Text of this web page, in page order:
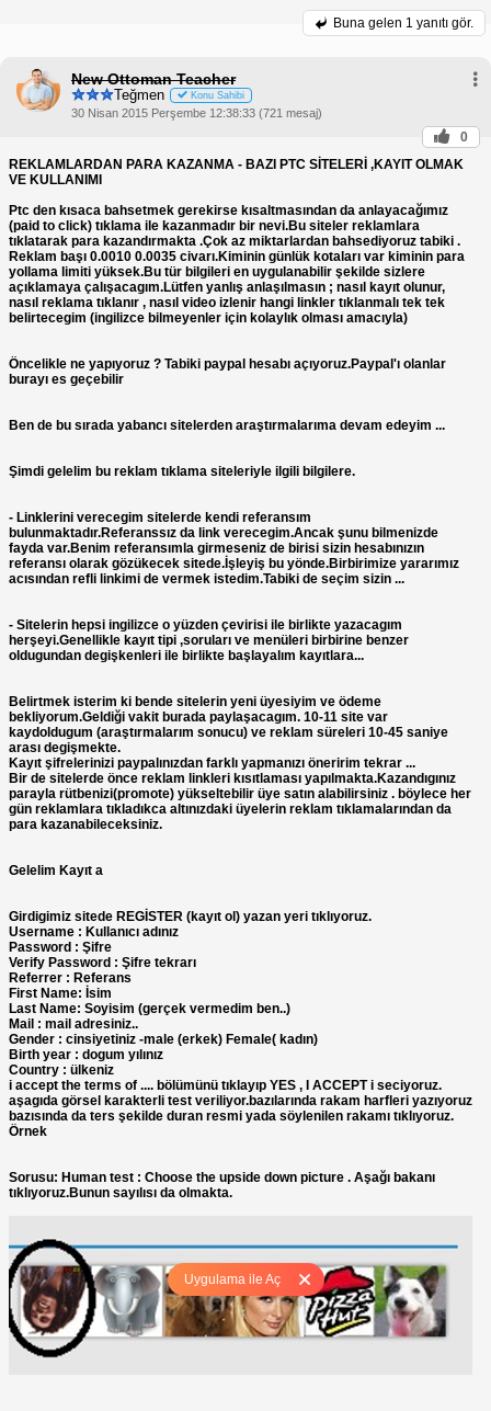
Uygulama ile Aç
Buna gelen 1 yanıtı gör.
New Ottoman Teacher
Teğmen Konu Sahibi
30 Nisan 2015 Perşembe 12:38:33 (721 mesaj)
0
REKLAMLARDAN PARA KAZANMA - BAZI PTC SİTELERİ ,KAYIT OLMAK
VE KULLANIMI
Ptc den kısaca bahsetmek gerekirse kısaltmasından da anlayacağımız
(paid to click) tıklama ile kazanmadır bir nevi.Bu siteler reklamlara
tıklatarak para kazandırmakta .Çok az miktarlardan bahsediyoruz tabiki .
Reklam başı 0.0010 0.0035 civarı.Kiminin günlük kotaları var kiminin para
yollama limiti yüksek.Bu tür bilgileri en uygulanabilir şekilde sizlere
açıklamaya çalışacagım.Lütfen yanlış anlaşılmasın ; nasıl kayıt olunur,
nasıl reklama tıklanır , nasıl video izlenir hangi linkler tıklanmalı tek tek
belirtecegim (ingilizce bilmeyenler için kolaylık olması amacıyla)
Öncelikle ne yapıyoruz ? Tabiki paypal hesabı açıyoruz.Paypal'ı olanlar
burayı es geçebilir
Ben de bu sırada yabancı sitelerden araştırmalarıma devam edeyim ...
Şimdi gelelim bu reklam tıklama siteleriyle ilgili bilgilere.
- Linklerini verecegim sitelerde kendi referansım
bulunmaktadır.Referanssız da link verecegim.Ancak şunu bilmenizde
fayda var.Benim referansımla girmeseniz de birisi sizin hesabınızın
referansı olarak gözükecek sitede.İşleyiş bu yönde.Birbirimize yararımız
acısından refli linkimi de vermek istedim.Tabiki de seçim sizin ...
- Sitelerin hepsi ingilizce o yüzden çevirisi ile birlikte yazacagım
herşeyi.Genellikle kayıt tipi ,soruları ve menüleri birbirine benzer
oldugundan degişkenleri ile birlikte başlayalım kayıtlara...
Belirtmek isterim ki bende sitelerin yeni üyesiyim ve ödeme
bekliyorum.Geldiği vakit burada paylaşacagım. 10-11 site var
kaydoldugum (araştırmalarım sonucu) ve reklam süreleri 10-45 saniye
arası degişmekte.
Kayıt şifrelerinizi paypalınızdan farklı yapmanızı öneririm tekrar ...
Bir de sitelerde önce reklam linkleri kısıtlaması yapılmakta.Kazandıgınız
parayla rütbenizi(promote) yükseltebilir üye satın alabilirsiniz . böylece her
gün reklamlara tıkladıkca altınızdaki üyelerin reklam tıklamalarından da
para kazanabileceksiniz.
Gelelim Kayıt a
Girdigimiz sitede REGİSTER (kayıt ol) yazan yeri tıklıyoruz.
Username : Kullanıcı adınız
Password : Şifre
Verify Password : Şifre tekrarı
Referrer : Referans
First Name: İsim
Last Name: Soyisim (gerçek vermedim ben..)
Mail : mail adresiniz..
Gender : cinsiyetiniz -male (erkek) Female( kadın)
Birth year : dogum yılınız
Country : ülkeniz
i accept the terms of .... bölümünü tıklayıp YES , I ACCEPT i seciyoruz.
aşagıda görsel karakterli test veriliyor.bazılarında rakam harfleri yazıyoruz
bazısında da ters şekilde duran resmi yada söylenilen rakamı tıklıyoruz.
Örnek
Sorusu: Human test : Choose the upside down picture . Aşağı bakanı
tıklıyoruz.Bunun sayılısı da olmakta.